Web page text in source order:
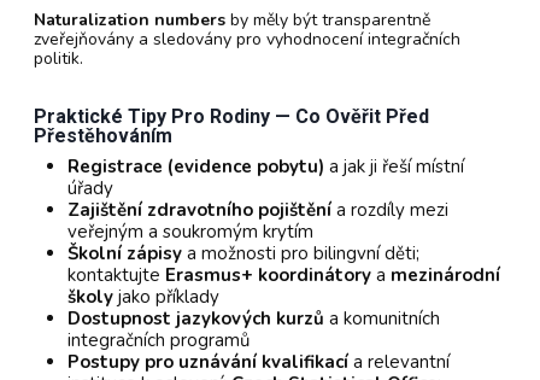
Naturalization numbers by měly být transparentně
zveřejňovány a sledovány pro vyhodnocení integračních
politik.
Praktické Tipy Pro Rodiny — Co Ověřit Před
Přestěhováním
Registrace (evidence pobytu) a jak ji řeší místní
úřady
Zajištění zdravotního pojištěnía rozdíly mezi
veřejným a soukromým krytím
Školní zápisy a možnosti pro bilingvní děti;
kontaktujte Erasmus+ koordinátory a mezinárodní
školy jako příklady
Dostupnost jazykových kurzů a komunitních
integračních programů
Postupy pro uznávání kvalifikacía relevantní